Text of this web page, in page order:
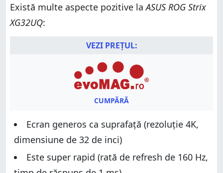
Există multe aspecte pozitive laASUS ROG Strix
XG32UQ:
VEZI PREȚUL:
CUMPĂRĂ
Ecran generos ca suprafață (rezoluție 4K,
dimensiune de 32 de inci)
Este super rapid (rată de refresh de 160 Hz,